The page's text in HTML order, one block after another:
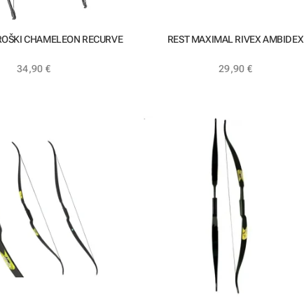
34,90 €
CHAMELEON RECURVE
29,90 €
REST MAXIMAL RIVEX AMBIDEX